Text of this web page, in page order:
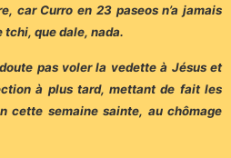
car Curro en 23 paseos n’a jamais
tchi, que dale, nada.
pas voler la vedette à Jésus et
à plus tard, mettant de fait les
cette semaine sainte, au chômage